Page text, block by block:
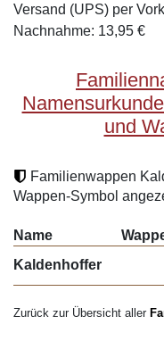
Versand (UPS) per
Nachnahme: 13,95 €
und
Familienwappen
Wappen-Symbol
Name
Kaldenhoffer
Zurück zur Übersicht aller